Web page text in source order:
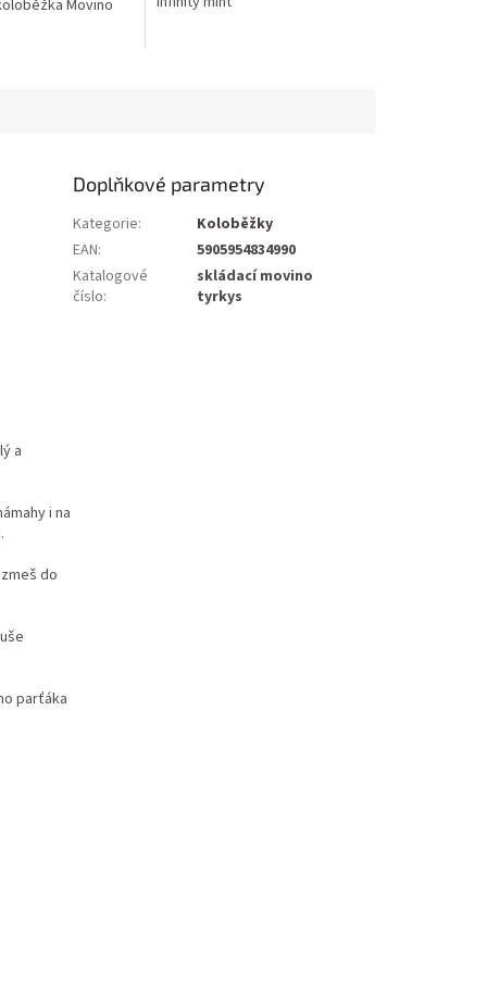
Movino
a
i na
do
parťáka
Doplňkové parametry
Kategorie:
Koloběžky
EAN:
5905954834990
Katalogové
číslo:
skládací movino
tyrkys